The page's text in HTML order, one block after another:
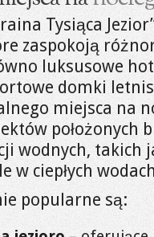
Tysiąca
zaspokoją
luksusowe
domki
miejsca na
położonych
wodnych, takich
w ciepłych
popularne są: